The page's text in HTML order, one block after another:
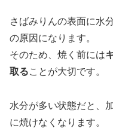
さばみりんの表面に水
の原因になります。
そのため、焼く前には
取ることが大切です。
水分が多い状態だと、
に焼けなくなります。